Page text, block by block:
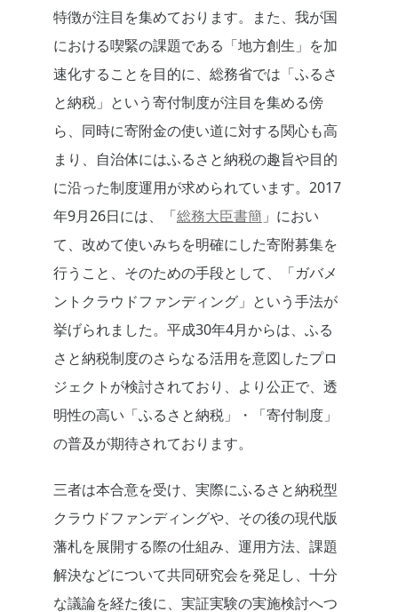
特徴が注目を集めております。また、我が国
における喫緊の課題である「地方創生」を加
速化することを目的に、総務省では「ふるさ
と納税」という寄付制度が注目を集める傍
ら、同時に寄附金の使い道に対する関心も高
まり、自治体にはふるさと納税の趣旨や目的
に沿った制度運用が求められています。2017
年9月26日には、「総務大臣書簡 」におい
て、改めて使いみちを明確にした寄附募集を
行うこと、そのための手段として、「ガバメ
ントクラウドファンディング」という手法が
挙げられました。平成30年4月からは、ふる
さと納税制度のさらなる活用を意図したプロ
ジェクトが検討されており、より公正で、透
明性の高い「ふるさと納税」・「寄付制度」
の普及が期待されております。
三者は本合意を受け、実際にふるさと納税型
クラウドファンディングや、その後の現代版
藩札を展開する際の仕組み、運用方法、課題
解決などについて共同研究会を発足し、十分
な議論を経た後に、実証実験の実施検討へつ